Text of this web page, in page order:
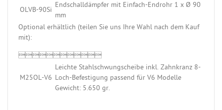
OLVB-90Si
Endschalldämpfer mit Einfach-Endrohr 1 x Ø 90
mm
Optional erhältlich (teilen Sie uns Ihre Wahl nach dem Kauf
mit):

M25OL-V6
Leichte Stahlschwungscheibe inkl. Zahnkranz 8-
Loch-Befestigung passend für V6 Modelle
Gewicht: 5.650 gr.